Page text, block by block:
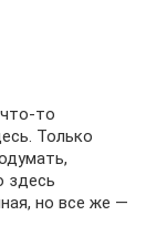
то
Только
здесь
но все же —